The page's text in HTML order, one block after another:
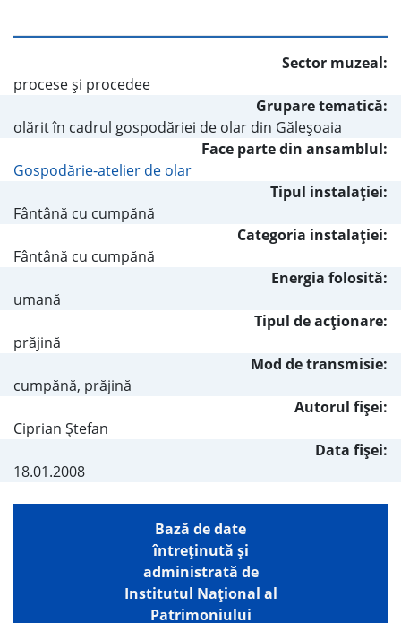
Sector muzeal:
procese şi procedee
Grupare tematică:
olărit în cadrul gospodăriei de olar din Găleşoaia
Face parte din ansamblul:
Gospodărie-atelier de olar
Tipul instalaţiei:
Fântână cu cumpănă
Categoria instalaţiei:
Fântână cu cumpănă
Energia folosită:
umană
Tipul de acţionare:
prăjină
Mod de transmisie:
cumpănă, prăjină
Autorul fişei:
Ciprian Ştefan
Data fișei:
18.01.2008
Bază de date
întreţinută şi
administrată de
Institutul Național al
Patrimoniului